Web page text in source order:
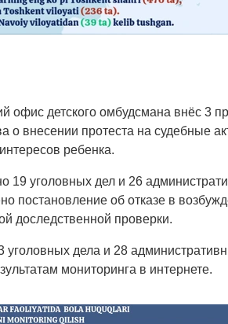
офис детского омбудсмана внёс 3
о внесении протеста на судебные
ребенка.
19 уголовных дел и 26
постановление об отказе в
доследственной проверки.
уголовных дела и 28
мониторинга в интернете.